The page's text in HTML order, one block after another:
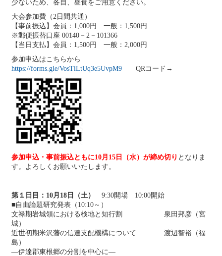
少ないため、各自、昼食をご用意ください。
大会参加費（2日間共通）
【事前振込】会員：1,000円 一般：1,500円
※郵便振替口座 00140－2－101366
【当日支払】会員：1,500円 一般：2,000円
参加申込はこちらから
https://forms.gle/VosTiLtUq3e5UvpM9 QRコード→
参加申込・事前振込ともに10月15日（水）が締め切り となりま
す。よろしくお願いいたします。
第１日目：10月18日（土）
9:30開場 10:00開始
■自由論題研究発表（10:10～）
文禄期岩城領における検地と知行割 泉田邦彦（宮
城）
近世初期米沢藩の信達支配機構について 渡辺智裕（福
島）
―伊達郡東根郷の分割を中心に―